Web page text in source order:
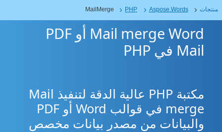
منتجات Aspose.Words
PHP
MailMerge
Mail merge Word أو PDF
Mail في PHP
مكتبة PHP عالية الدقة لتنفيذ Mail
merge في قوالب Word أو PDF
والبيانات من مصدر بيانات مخصص